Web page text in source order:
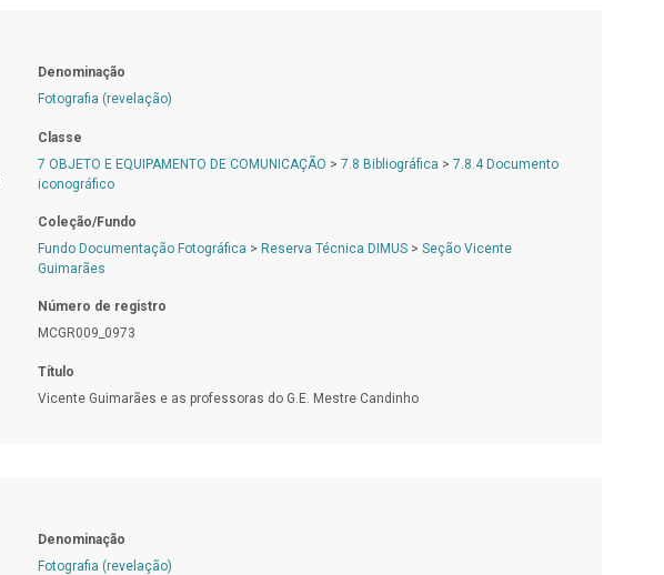
Denominação
Fotografia (revelação)
Classe
7 OBJETO E EQUIPAMENTO DE COMUNICAÇÃO > 7.8 Bibliográfica > 7.8.4 Documento
iconográfico
Coleção/Fundo
Fundo Documentação Fotográfica > Reserva Técnica DIMUS > Seção Vicente
Guimarães
Número de registro
MCGR009_0973
Título
Vicente Guimarães e as professoras do G.E. Mestre Candinho
Denominação
Fotografia (revelação)